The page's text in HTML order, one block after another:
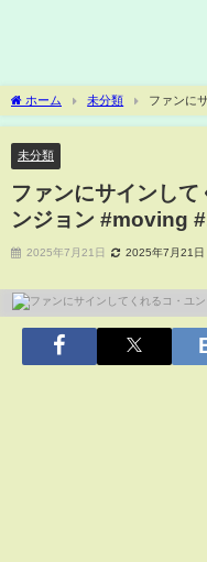
ホーム 未分類
ファンに
#moving #ムービング #goyounjung
未分類
ファンにサインし
ンジョン #moving
2025年7月21日 2025年7月21日